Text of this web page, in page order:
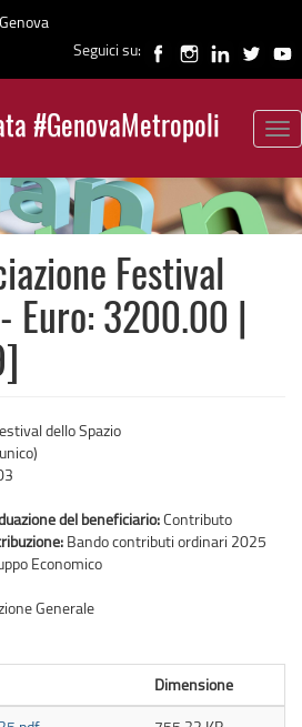
Seguici su:
#GenovaMetropoli
Festival
Euro: 3200.00 |
dello Spazio
del beneficiario:Contributo
Bando contributi ordinari 2025
Economico
Generale
Dimensione